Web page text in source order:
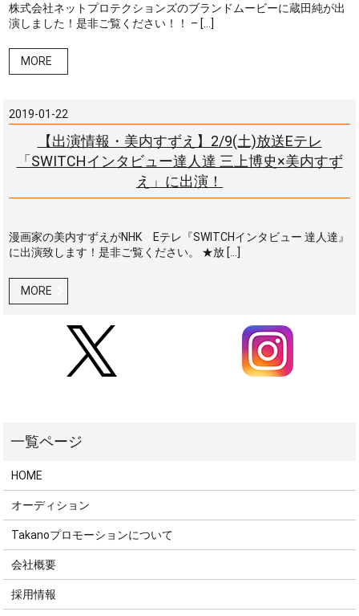
株式会社ネットプロテクションズのブランドムービーに蔵田純が出
演しました！是非ご覧ください！！ – […]
MORE
2019-01-22
【出演情報・美内すずえ】2/9(土)放送Eテレ
「SWITCHインタビュー達人達 三上博史×美内すず
え」に出演！
漫画家の美内すずえがNHK Eテレ『SWITCHインタビュー 達人達』
に出演致します！是非ご覧ください。 ★放 […]
MORE
HOME
オーディション
Takanoプロモーションについて
会社概要
採用情報